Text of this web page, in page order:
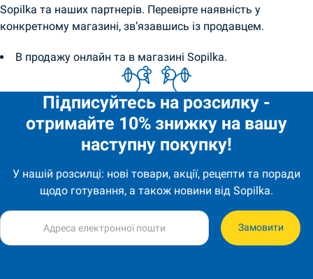
Sopilka та наших партнерів. Перевірте наявність у
конкретному магазині, зв’язавшись із продавцем.
В продажу онлайн та в магазині Sopilka.
Підписуйтесь на розсилку -
отримайте 10% знижку на вашу
наступну покупку!
У нашій розсилці: нові товари, акції, рецепти та поради
щодо готування, а також новини від Sopilka.
Замовити